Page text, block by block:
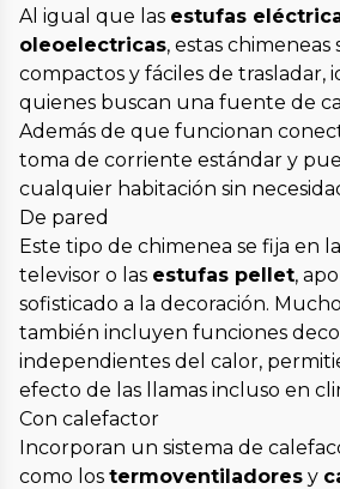
Al igual que las estufas
oleoelectricas, estas
compactos y fáciles de trasladar,
quienes buscan una fuente de
Además de que funcionan
toma de corriente estándar y
cualquier habitación sin
De pared
Este tipo de chimenea se fija en
televisor o las estufas pellet,
sofisticado a la decoración.
también incluyen funciones
independientes del calor,
efecto de las llamas incluso en
Con calefactor
Incorporan un sistema de
como los termoventiladores y